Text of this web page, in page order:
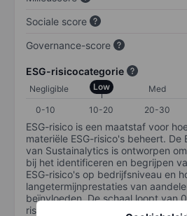
Sociale score
Governance-score
ESG-risicocategorie
Negligible Low Med
0-10
10-20 20-30
ESG-risico is een maatstaf voor
materiële ESG-risico's beheert. De
van Sustainalytics is ontworpen
bij het identificeren en begrijpen
ESG-risico's op bedrijfsniveau en
langetermijnprestaties van
beïnvloeden. De schaal loopt van
risico, hoe beter (0 staat voor geen